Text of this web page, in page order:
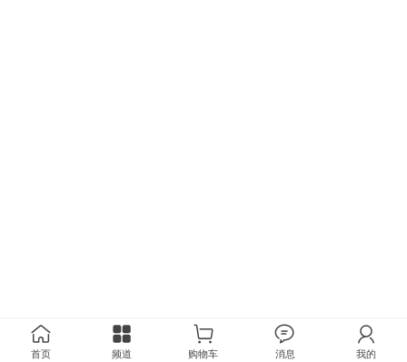
首页 频道 购物车 消息 我的